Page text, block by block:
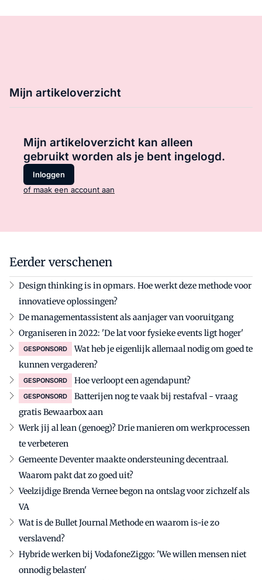
Mijn artikeloverzicht
Mijn artikeloverzicht kan alleen
gebruikt worden als je bent ingelogd.
Inloggen
of maak een account aan
Eerder verschenen
Design thinking is in opmars. Hoe werkt deze methode voor
innovatieve oplossingen?
De managementassistent als aanjager van vooruitgang
Organiseren in 2022: 'De lat voor fysieke events ligt hoger'
GESPONSORD
Wat heb je eigenlijk allemaal nodig om goed te
kunnen vergaderen?
GESPONSORD Hoe verloopt een agendapunt?
GESPONSORD
Batterijen nog te vaak bij restafval - vraag
gratis Bewaarbox aan
Werk jij al lean (genoeg)? Drie manieren om werkprocessen
te verbeteren
Gemeente Deventer maakte ondersteuning decentraal.
Waarom pakt dat zo goed uit?
Veelzijdige Brenda Vernee begon na ontslag voor zichzelf als
VA
Wat is de Bullet Journal Methode en waarom is-ie zo
verslavend?
Hybride werken bij VodafoneZiggo: 'We willen mensen niet
onnodig belasten'